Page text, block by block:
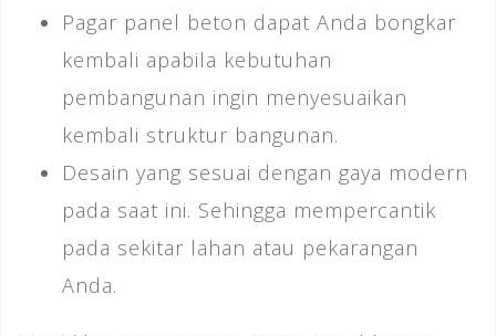
Pagar panel beton dapat Anda bongkar
kembali apabila kebutuhan
pembangunan ingin menyesuaikan
kembali struktur bangunan.
Desain yang sesuai dengan gaya modern
pada saat ini. Sehingga mempercantik
pada sekitar lahan atau pekarangan
Anda.